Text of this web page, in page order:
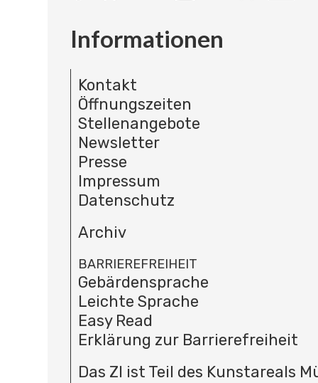
Informationen
Kontakt
Öffnungszeiten
Stellenangebote
Newsletter
Presse
Impressum
Datenschutz
Archiv
BARRIEREFREIHEIT
Gebärdensprache
Leichte Sprache
Easy Read
Erklärung zur Barrierefreiheit
Das ZI ist Teil des Kunstareals